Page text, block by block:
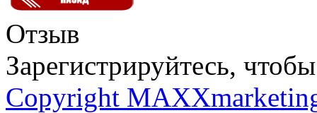
Отзыв
Зарегистрируйтесь,
Copyright